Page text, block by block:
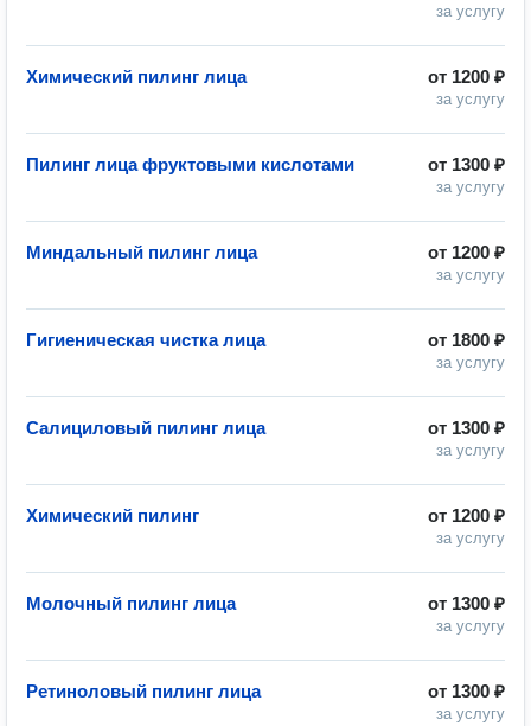
за услугу
от 1200 ₽
за услугу
Химический пилинг лица
от 1300 ₽
за услугу
Пилинг лица фруктовыми кислотами
от 1200 ₽
за услугу
Миндальный пилинг лица
от 1800 ₽
за услугу
Гигиеническая чистка лица
от 1300 ₽
за услугу
Салициловый пилинг лица
от 1200 ₽
за услугу
Химический пилинг
от 1300 ₽
за услугу
Молочный пилинг лица
от 1300 ₽
за услугу
Ретиноловый пилинг лица